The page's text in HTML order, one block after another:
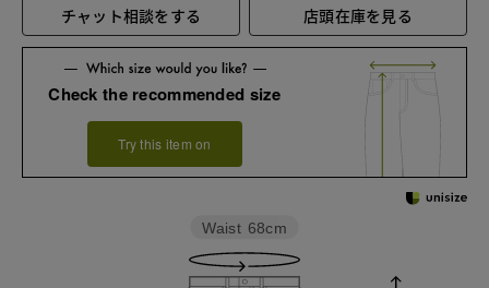
チャット相談をする 店頭在庫を見る
Check the recommended size
Try this item on
Waist 68cm